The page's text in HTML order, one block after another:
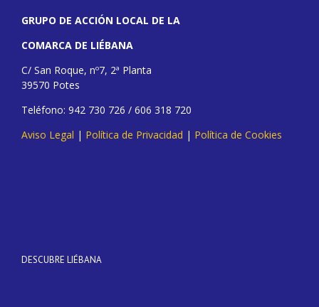
GRUPO DE ACCIÓN LOCAL DE LA
COMARCA DE LIÉBANA
C/ San Roque, nº7, 2ª Planta
39570 Potes
Teléfono: 942 730 726 / 606 318 720
Aviso Legal | Política de Privacidad | Política de Cookies
DESCUBRE LIÉBANA